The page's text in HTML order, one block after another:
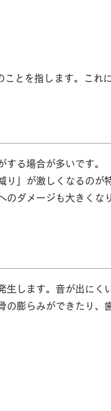
ことを指します。これ
する場合が多いです。
り」が激しくなるのが
のダメージも大きくなり
生します。音が出にく
の膨らみができたり、